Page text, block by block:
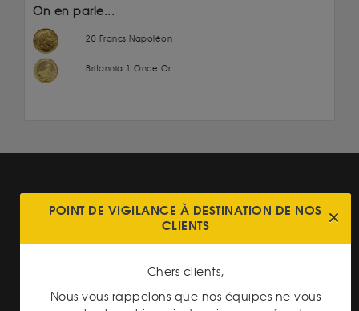
On en parle...
20 Francs Napoléon
Britannia 1 Once Or
PRIX
POINT DE VIGILANCE À DESTINATION DE NOS
CLIENTS
Chers clients,
Nous vous rappelons que nos équipes ne vous